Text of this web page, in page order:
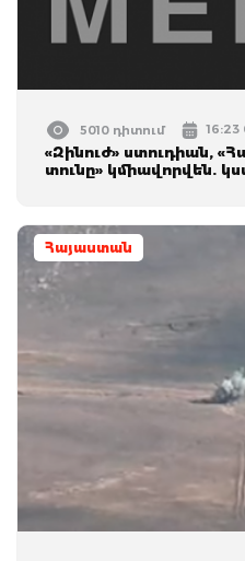
5010 դիտում 16:23
«Զինուժ» ստուդիան,
տունը» կմիավորվեն.
Հայաստան